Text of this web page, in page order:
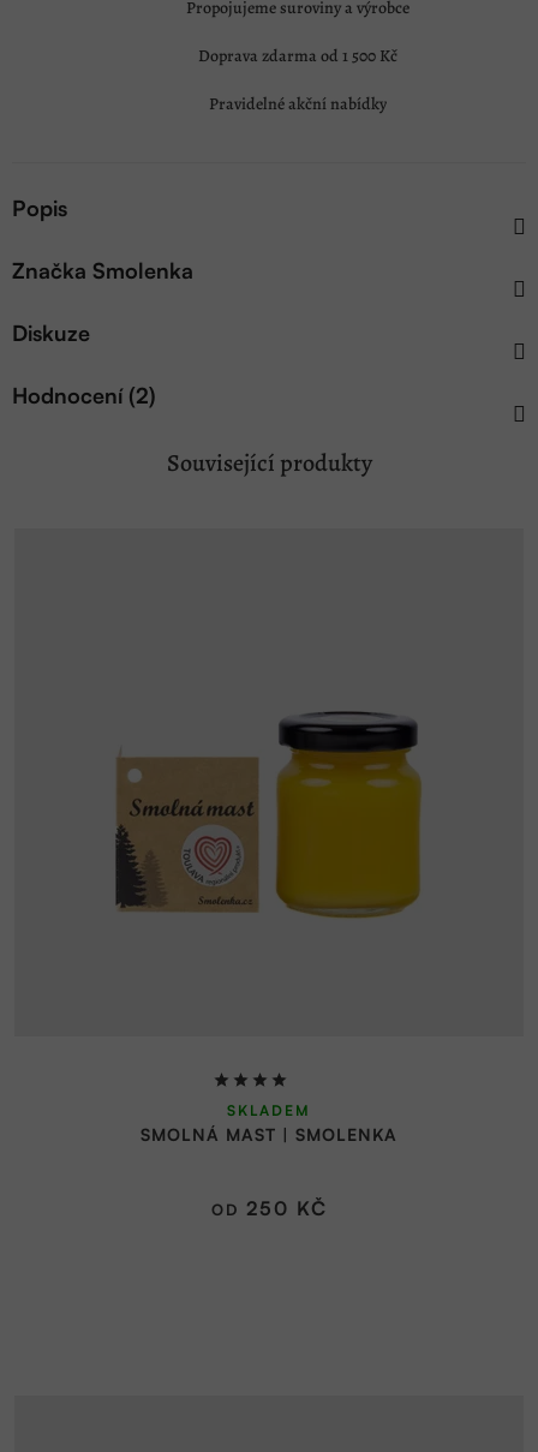
Propojujeme suroviny a výrobce
Doprava zdarma od 1 500 Kč
Pravidelné akční nabídky
Popis
Značka Smolenka
Diskuze
Hodnocení (2)
Související produkty
SMOLNÁ MAST | SMOLENKA
Průměrné
hodnocení
produktu
SKLADEM
OD 250 KČ